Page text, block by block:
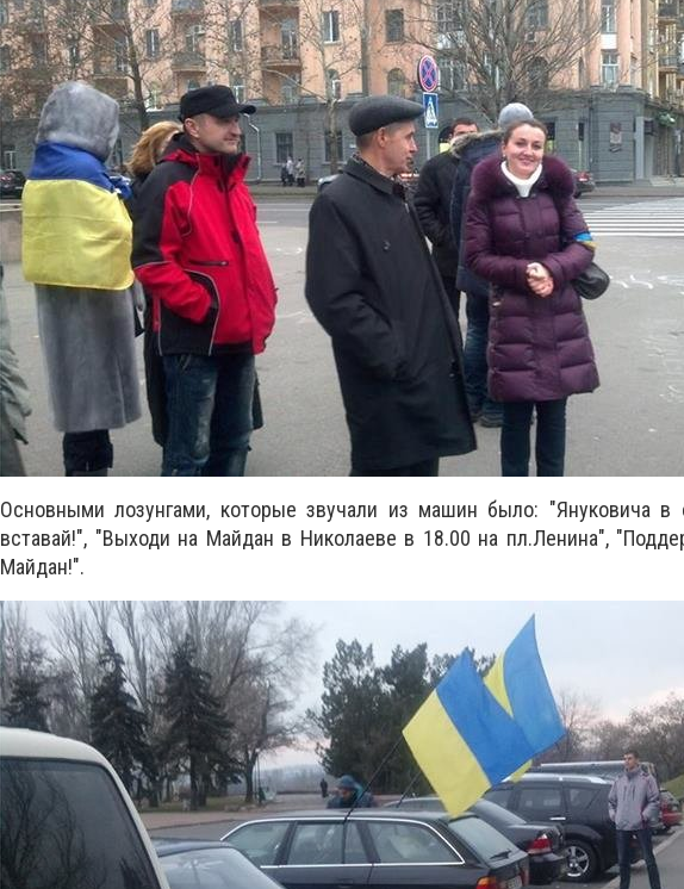
Основными лозунгами, которые звучали из машин было: "Януковича в
вставай!", "Выходи на Майдан в Николаеве в 18.00 на пл.Ленина",
Майдан!".